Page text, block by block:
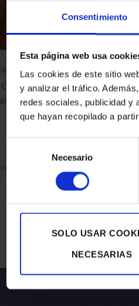
Consentimiento
Esta página web usa
Las cookies de este sitio
y analizar el tráfico.
redes sociales, publicidad y
que hayan recopilado a
consentimiento
Necesario
SOLO USAR
NECESARIAS
CGI El equipo de
, con motivo de la
que recrea en una
SEAT LEÓN
POSTED